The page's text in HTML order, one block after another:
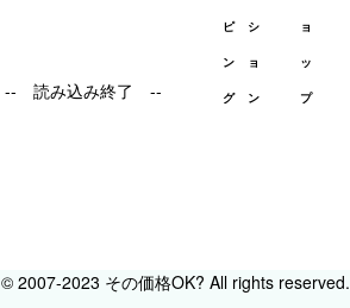
ピ
ン
グ
シ
ョ
ン
ョ
ッ
プ
-- 読み込み終了 --
© 2007-2023 その価格OK? All rights reserved.